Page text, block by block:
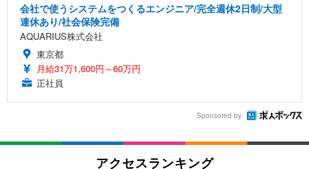
会社で使うシステムをつくるエンジニア/完全週休2日制/大型
連休あり/社会保険完備
AQUARIUS株式会社
東京都
月給31万1,600円～60万円
正社員
Sponsored by
アクセスランキング